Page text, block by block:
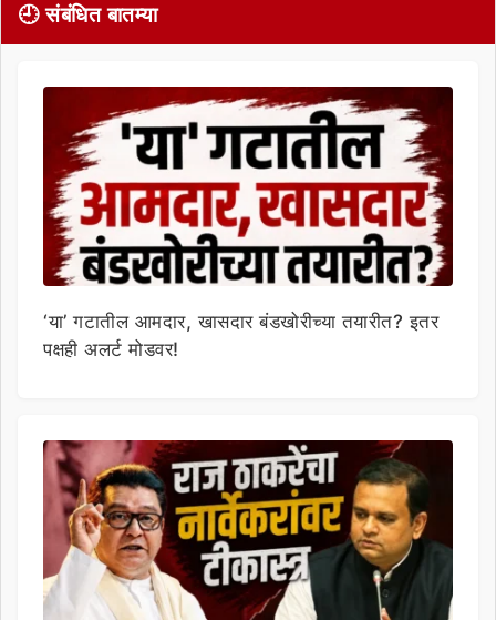
🕘 संबंधित बातम्या
‘या’ गटातील आमदार, खासदार बंडखोरीच्या तयारीत? इतर
पक्षही अलर्ट मोडवर!